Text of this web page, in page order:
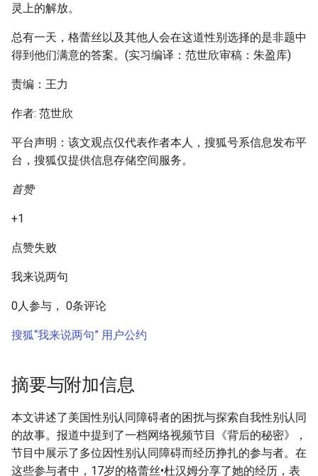
灵上的解放。
总有一天，格蕾丝以及其他人会在这道性别选择的是非题中
得到他们满意的答案。(实习编译：范世欣审稿：朱盈库)
责编：王力
作者: 范世欣
平台声明：该文观点仅代表作者本人，搜狐号系信息发布平
台，搜狐仅提供信息存储空间服务。
首赞
+1
点赞失败
我来说两句
0人参与， 0条评论
搜狐“我来说两句” 用户公约
摘要与附加信息
本文讲述了美国性别认同障碍者的困扰与探索自我性别认同
的故事。报道中提到了一档网络视频节目《背后的秘密》，
节目中展示了多位因性别认同障碍而经历挣扎的参与者。在
这些参与者中，17岁的格蕾丝•杜汉姆分享了她的经历，表